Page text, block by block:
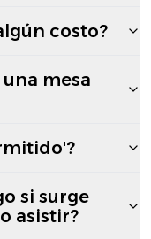
costo?
mesa
si surge
asistir?